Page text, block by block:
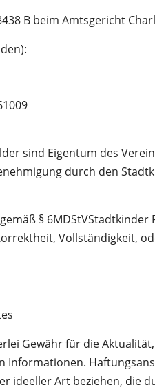
B beim Amtsgericht
sind Eigentum des
durch den
§ 6MDStVStadtkinder
Vollständigkeit,
Gewähr für die
Informationen.
ideeller Art beziehen, die